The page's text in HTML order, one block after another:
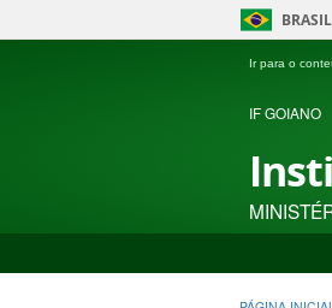
BRASIL
Ir para o
IF GOIANO